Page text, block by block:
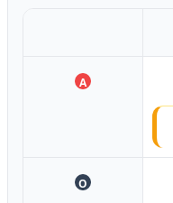
A
O